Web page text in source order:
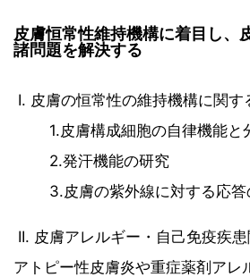
皮膚恒常性維持機構に着目し、
諸問題を解決する
I. 皮膚の恒常性の維持機構に関す
1.皮膚構成細胞の自律機能と
2.発汗機能の研究
3.皮膚の紫外線に対する応答
II. 皮膚アレルギー・自己免疫疾
アトピー性皮膚炎や重症薬剤アレ